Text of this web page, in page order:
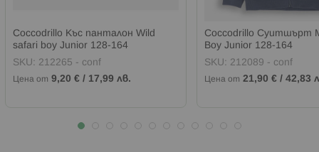
Coccodrillo Къс панталон Wild
safari boy Junior 128-164
SKU: 212265 - conf
Цена от 9,20 € / 17,99 лв.
Coccodrillo Суитшърт
Boy Junior 128-164
SKU: 212089 - conf
Цена от 21,90 € / 42,83